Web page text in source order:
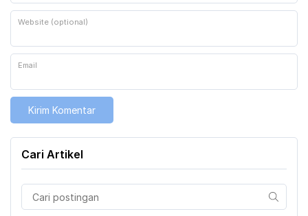
Website (optional)
Email
Cari Artikel